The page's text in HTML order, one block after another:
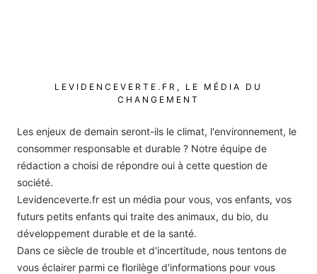
LEVIDENCEVERTE.FR, LE MÉDIA DU
CHANGEMENT
Les enjeux de demain seront-ils le climat, l'environnement, le
consommer responsable et durable ? Notre équipe de
rédaction a choisi de répondre oui à cette question de
société.
Levidenceverte.fr est un média pour vous, vos enfants, vos
futurs petits enfants qui traite des animaux, du bio, du
développement durable et de la santé.
Dans ce siècle de trouble et d'incertitude, nous tentons de
vous éclairer parmi ce florilège d'informations pour vous